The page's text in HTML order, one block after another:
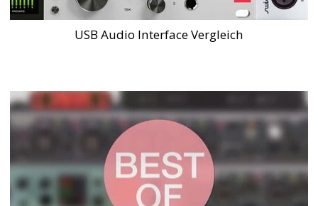
USB Audio Interface Vergleich